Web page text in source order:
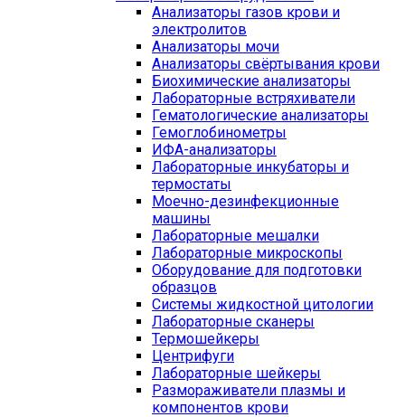
Анализаторы газов крови и
электролитов
Анализаторы мочи
Анализаторы свёртывания крови
Биохимические анализаторы
Лабораторные встряхиватели
Гематологические анализаторы
Гемоглобинометры
ИФА-анализаторы
Лабораторные инкубаторы и
термостаты
Моечно-дезинфекционные
машины
Лабораторные мешалки
Лабораторные микроскопы
Оборудование для подготовки
образцов
Системы жидкостной цитологии
Лабораторные сканеры
Термошейкеры
Центрифуги
Лабораторные шейкеры
Размораживатели плазмы и
компонентов крови